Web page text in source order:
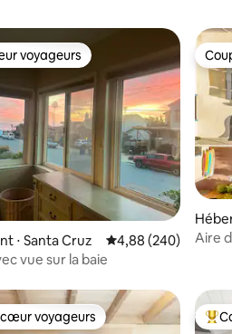
de 139 commentaires : 4,97 sur
voyageurs
voyageurs
⋅ Santa Cruz Évaluation
4,88 (240)
vue sur la baie
Aire
voyageurs les plus appréciés
voyageurs